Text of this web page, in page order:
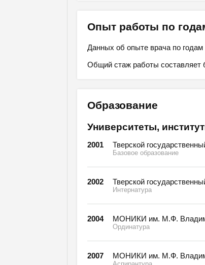
Опыт работы по
Данных об опыте врача по годам
Общий стаж работы составляет
Образование
Университеты,
2001 Тверской
Базовое образование
2002 Тверской
Интернатура
2004 МОНИКИ им. М.Ф.
Ординатура
2007 МОНИКИ им. М.Ф.